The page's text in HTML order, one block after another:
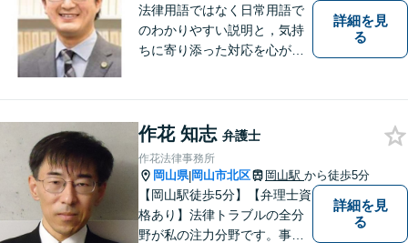
法律用語ではなく日常用語で
のわかりやすい説明と，気持
ちに寄り添った対応を心がけ
詳細を見
る
作花 知志 弁護士
作花法律事務所
岡山県|岡山市北区 岡山駅 から徒歩5分
【岡山駅徒歩5分】【弁理士資
格あり】法律トラブルの全分
野が私の注力分野です。事務
詳細を見
る